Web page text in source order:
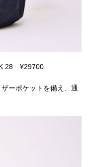
28 ¥29700
ーポケットを備え、通